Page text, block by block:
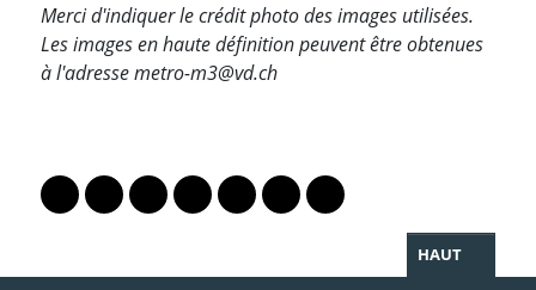
Merci d'indiquer le crédit photo des images utilisées.
Les images en haute définition peuvent être obtenues
à l'adresse metro-m3@vd.ch
Lien vers le profil Mastodon
Lien vers le profil Bluesky
Lien vers le profil Instagram
Lien vers le profil Linkedin
Lien vers le profil Facebook
Lien vers le profil Twitter
Partager par WhatsApp
HAUT